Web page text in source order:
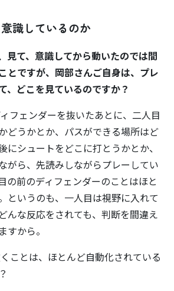
識しているのか
見て、意識してから動いたのでは間
とですが、岡部さんご自身は、プレ
、どこを見ているのですか？
フェンダーを抜いたあとに、二人目
どうかとか、パスができる場所はど
にシュートをどこに打とうかとか、
がら、先読みしながらプレーしてい
の前のディフェンダーのことはほと
というのも、一人目は視野に入れて
んな反応をされても、判断を間違え
すから。
ことは、ほとんど自動化されている